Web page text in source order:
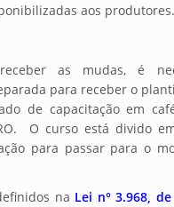
aos produtores.
as mudas, é
para receber o
de capacitação em
O curso está divido
para passar para o
na Lei n° 3.968,